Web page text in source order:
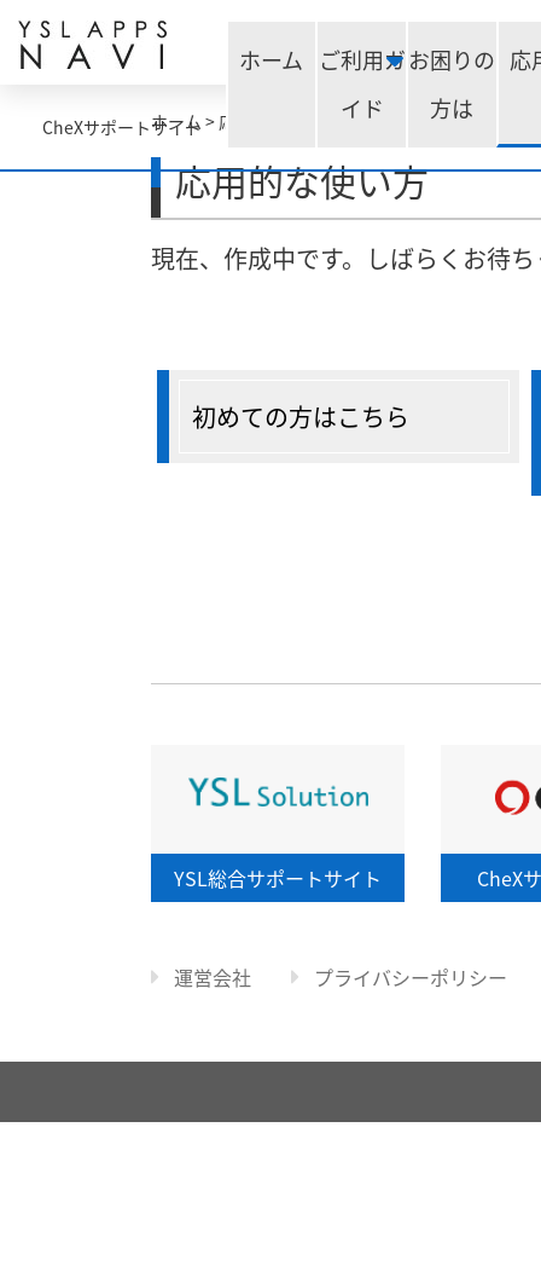
CheXサポートサイト
ホーム
ご利用ガ
イド
お困りの
方は
応
ホーム > 応用編
応用的な使い方
現在、作成中です。しばらくお待
初めての方はこちら
YSL総合サポートサイト CheX
運営会社 プライバシーポリシー